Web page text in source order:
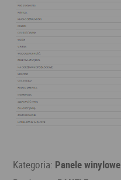
Kategoria: Panele winylowe